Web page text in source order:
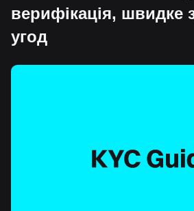
верифікація, швидке
угод